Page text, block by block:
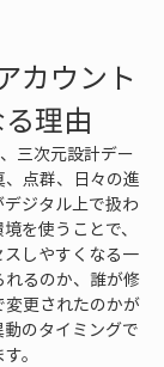
カウント
理由
三次元設計デー
点群、日々の進
ジタル上で扱わ
を使うことで、
しやすくなる一
るのか、誰が修
更されたのかが
のタイミングで
。